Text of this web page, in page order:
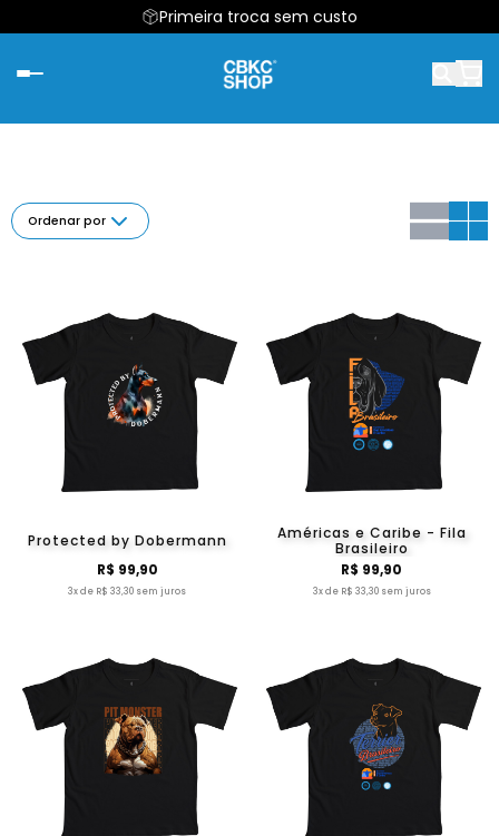
Primeira troca sem custo
Ordenar por
Protected by Dobermann
R$ 99,90
3x de R$ 33,30 sem juros
Américas e Caribe - Fila
Brasileiro
R$ 99,90
3x de R$ 33,30 sem juros